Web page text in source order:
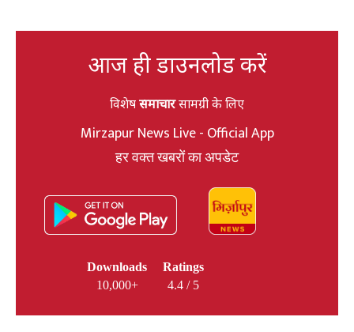
आज ही डाउनलोड करें
विशेषसमाचारसामग्री के लिए
Mirzapur News Live - Official App
हर वक्त खबरों का अपडेट
Downloads
10,000+
Ratings
4.4 / 5